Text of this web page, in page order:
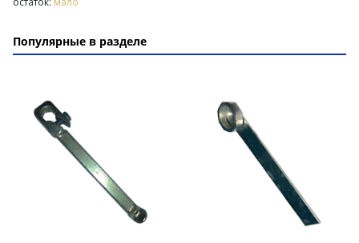
Популярные в разделе